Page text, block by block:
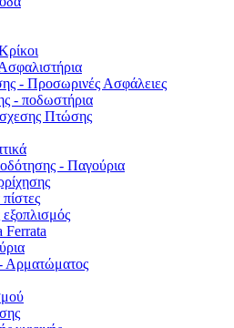
- Προσωρινές Ασφάλειες
- ποδωστήρια
Πτώσης
- Παγούρια
Ferrata
Αρματώματος